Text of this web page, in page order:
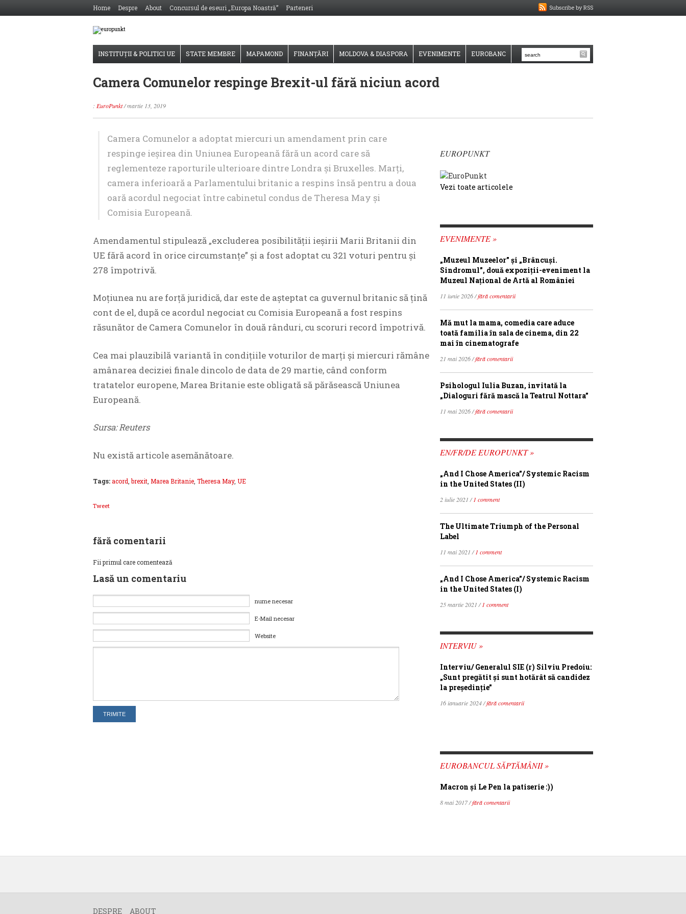
Subscribe by RSS
Home Despre About Concursul de eseuri „Europa Noastră” Parteneri
INSTITUȚII & POLITICI UE STATE MEMBRE MAPAMOND FINANȚĂRI MOLDOVA & DIASPORA EVENIMENTE EUROBANC
Camera Comunelor respinge Brexit-ul fără niciun acord
: EuroPunkt/martie 13, 2019
Camera Comunelor a adoptat miercuri un amendament prin care
respinge ieşirea din Uniunea Europeană fără un acord care să
reglementeze raporturile ulterioare dintre Londra şi Bruxelles. Marţi,
camera inferioară a Parlamentului britanic a respins însă pentru a doua
oară acordul negociat între cabinetul condus de Theresa May şi
Comisia Europeană.
Amendamentul stipulează „excluderea posibilităţii ieşirii Marii Britanii din
UE fără acord în orice circumstanţe” şi a fost adoptat cu 321 voturi pentru şi
278 împotrivă.
Moţiunea nu are forţă juridică, dar este de aşteptat ca guvernul britanic să ţină
cont de el, după ce acordul negociat cu Comisia Europeană a fost respins
răsunător de Camera Comunelor în două rânduri, cu scoruri record împotrivă.
Cea mai plauzibilă variantă în condiţiile voturilor de marţi şi miercuri rămâne
amânarea deciziei finale dincolo de data de 29 martie, când conform
tratatelor europene, Marea Britanie este obligată să părăsească Uniunea
Europeană.
Sursa: Reuters
Nu există articole asemănătoare.
Tags:acord ,brexit Marea Britanie Theresa May, UE
Tweet
fără comentarii
Fii primul care comentează
Lasă un comentariu
nume necesar
E-Mail necesar
Website
EUROPUNKT
Vezi toate articolele
EVENIMENTE »
„Muzeul Muzeelor” și „Brâncuși.
Sindromul”, două expoziții-eveniment la
Muzeul Național de Artă al României
11 iunie 2026 /fără comentarii
Mă mut la mama, comedia care aduce
toată familia în sala de cinema, din 22
mai în cinematografe
21 mai 2026 /fără comentarii
Psihologul Iulia Buzan, invitată la
„Dialoguri fără mască la Teatrul Nottara”
11 mai 2026 /fără comentarii
EN/FR/DE EUROPUNKT »
„And I Chose America”/ Systemic Racism
in the United States (II)
2 iulie 2021 /1 comment
The Ultimate Triumph of the Personal
Label
11 mai 2021 /1 comment
„And I Chose America”/ Systemic Racism
in the United States (I)
25 martie 2021 /1 comment
INTERVIU »
Interviu/ Generalul SIE (r) Silviu Predoiu:
„Sunt pregătit și sunt hotărât să candidez
la președinție”
16 ianuarie 2024 /fără comentarii
EUROBANCUL SĂPTĂMÂNII »
Macron şi Le Pen la patiserie :))
8 mai 2017 /fără comentarii
DESPRE ABOUT